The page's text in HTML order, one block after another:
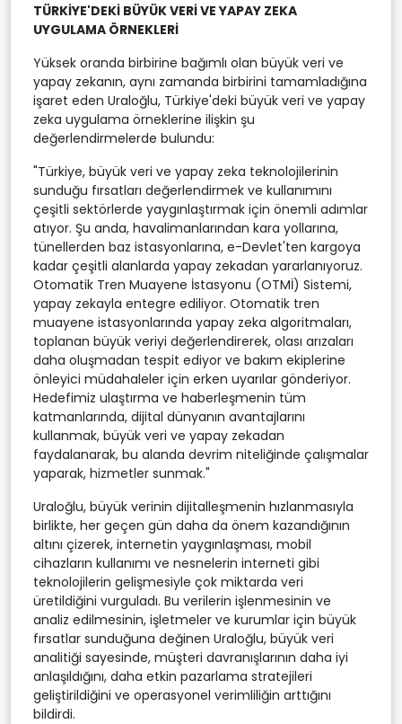
TÜRKİYE'DEKİ BÜYÜK VERİ VE YAPAY ZEKA
UYGULAMA ÖRNEKLERİ
Yüksek oranda birbirine bağımlı olan büyük veri ve
yapay zekanın, aynı zamanda birbirini tamamladığına
işaret eden Uraloğlu, Türkiye'deki büyük veri ve yapay
zeka uygulama örneklerine ilişkin şu
değerlendirmelerde bulundu:
"Türkiye, büyük veri ve yapay zeka teknolojilerinin
sunduğu fırsatları değerlendirmek ve kullanımını
çeşitli sektörlerde yaygınlaştırmak için önemli adımlar
atıyor. Şu anda, havalimanlarından kara yollarına,
tünellerden baz istasyonlarına, e-Devlet'ten kargoya
kadar çeşitli alanlarda yapay zekadan yararlanıyoruz.
Otomatik Tren Muayene İstasyonu (OTMİ) Sistemi,
yapay zekayla entegre ediliyor. Otomatik tren
muayene istasyonlarında yapay zeka algoritmaları,
toplanan büyük veriyi değerlendirerek, olası arızaları
daha oluşmadan tespit ediyor ve bakım ekiplerine
önleyici müdahaleler için erken uyarılar gönderiyor.
Hedefimiz ulaştırma ve haberleşmenin tüm
katmanlarında, dijital dünyanın avantajlarını
kullanmak, büyük veri ve yapay zekadan
faydalanarak, bu alanda devrim niteliğinde çalışmalar
yaparak, hizmetler sunmak."
Uraloğlu, büyük verinin dijitalleşmenin hızlanmasıyla
birlikte, her geçen gün daha da önem kazandığının
altını çizerek, internetin yaygınlaşması, mobil
cihazların kullanımı ve nesnelerin interneti gibi
teknolojilerin gelişmesiyle çok miktarda veri
üretildiğini vurguladı. Bu verilerin işlenmesinin ve
analiz edilmesinin, işletmeler ve kurumlar için büyük
fırsatlar sunduğuna değinen Uraloğlu, büyük veri
analitiği sayesinde, müşteri davranışlarının daha iyi
anlaşıldığını, daha etkin pazarlama stratejileri
geliştirildiğini ve operasyonel verimliliğin arttığını
bildirdi.